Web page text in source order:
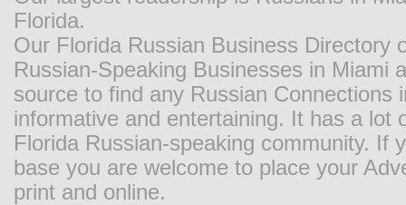
Florida.
Our Florida Russian Business Directory
Russian-Speaking Businesses in Miami
source to find any Russian
informative and entertaining. It has a
Florida Russian-speaking community. If
base you are welcome to place your
print and online.